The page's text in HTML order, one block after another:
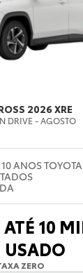
2026 XRE
DRIVE - AGOSTO
ANOS TOYOTA
10
USADO
ZERO